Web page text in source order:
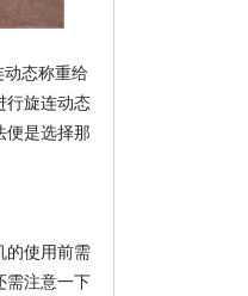
动态称重给
行旋连动态
便是选择那
的使用前需
需注意一下